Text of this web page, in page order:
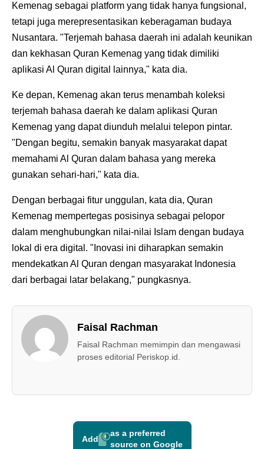
Kemenag sebagai platform yang tidak hanya fungsional,
tetapi juga merepresentasikan keberagaman budaya
Nusantara. "Terjemah bahasa daerah ini adalah keunikan
dan kekhasan Quran Kemenag yang tidak dimiliki
aplikasi Al Quran digital lainnya," kata dia.
Ke depan, Kemenag akan terus menambah koleksi
terjemah bahasa daerah ke dalam aplikasi Quran
Kemenag yang dapat diunduh melalui telepon pintar.
"Dengan begitu, semakin banyak masyarakat dapat
memahami Al Quran dalam bahasa yang mereka
gunakan sehari-hari," kata dia.
Dengan berbagai fitur unggulan, kata dia, Quran
Kemenag mempertegas posisinya sebagai pelopor
dalam menghubungkan nilai-nilai Islam dengan budaya
lokal di era digital. "Inovasi ini diharapkan semakin
mendekatkan Al Quran dengan masyarakat Indonesia
dari berbagai latar belakang," pungkasnya.
Faisal Rachman
Faisal Rachman memimpin dan mengawasi
proses editorial Periskop.id.
Add
as a preferred
source on Google